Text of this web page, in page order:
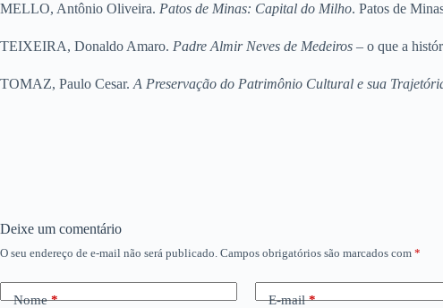
MELLO, Antônio Oliveira. Patos de Minas: Capital do Milho. Patos de
TEIXEIRA, Donaldo Amaro. Padre Almir Neves de Medeiros – o que a
TOMAZ, Paulo Cesar. A Preservação do Patrimônio Cultural e sua
Deixe um comentário
O seu endereço de e-mail não será publicado. Campos obrigatórios são marcados com *
Nome* E-mail*